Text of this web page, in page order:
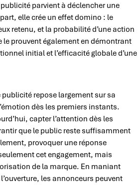
parvient à déclencher une
elle crée un effet domino : le
retenu, et la probabilité d’une action
le prouvent également en démontrant
initial et l’efficacité globale d’une
publicité repose largement sur sa
dès les premiers instants.
capter l’attention dès les
que le public reste suffisamment
provoquer une réponse
cet engagement, mais
de la marque. En maniant
les annonceurs peuvent